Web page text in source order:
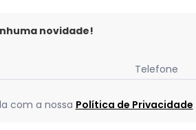
novidade!
Telefone
com a nossa Política de Privacidade